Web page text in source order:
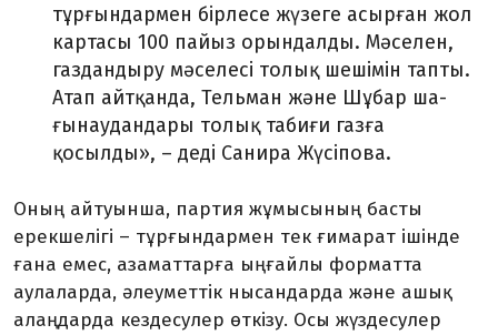
тұрғындар­мен бірлесе жүзеге асырған жол
картасы 100 пайыз орындалды. Мәселен,
газдандыру мәселесі то­лық шешімін тапты.
Атап айт­қанда, Тельман және Шұбар ша­
ғынаудандары толық табиғи газға
қосылды», – деді Санира Жү­сіпова.
Оның айтуынша, партия жұ­мысының басты
ерекшелігі – тұрғындармен тек ғимарат ішінде
ғана емес, азаматтарға ыңғайлы форматта
аулаларда, әлеуметтік нысандарда және ашық
алаңдарда кездесулер өткізу. Осы жүздесулер